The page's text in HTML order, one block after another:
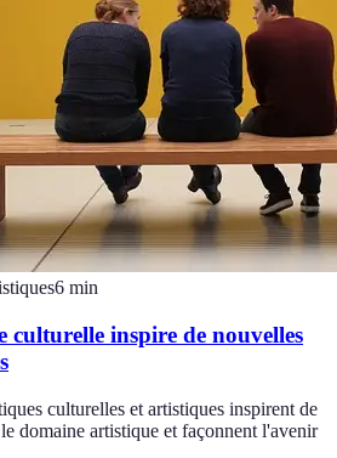
6 min
culturelle inspire de nouvelles
culturelles et artistiques inspirent de
domaine artistique et façonnent l'avenir